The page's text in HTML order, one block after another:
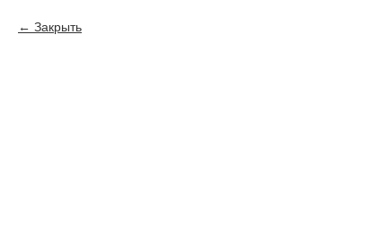
Закрыть